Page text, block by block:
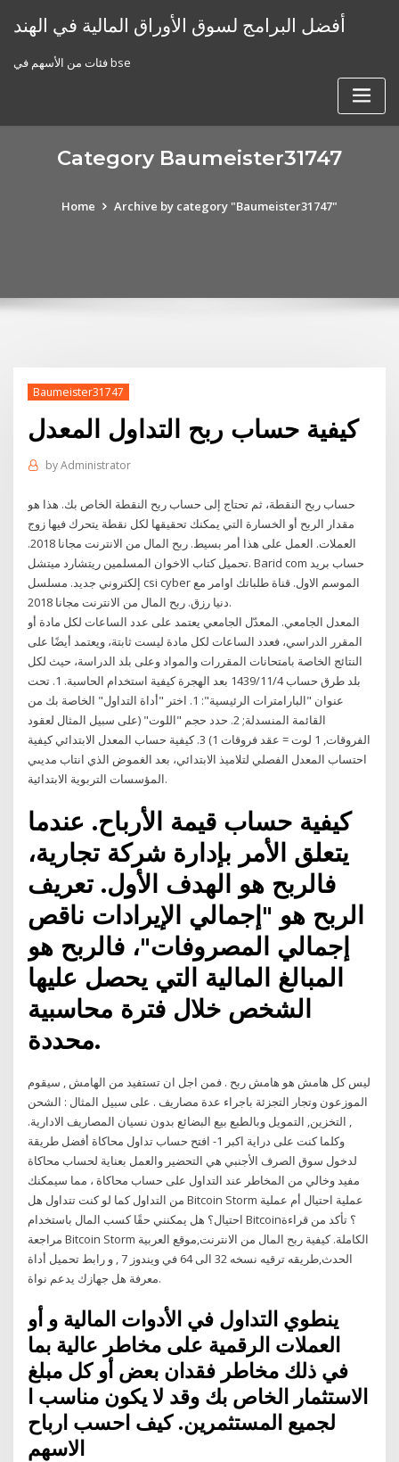
أفضل البرامج لسوق الأوراق المالية في الهند
فئات من الأسهم في bse
Category Baumeister31747
Home Archive by category "Baumeister31747"
Baumeister31747
كيفية حساب ربح التداول المعدل
byAdministrator
حساب ربح النقطة، ثم تحتاج إلى حساب ربح النقطة الخاص بك. هذا هو
مقدار الربح أو الخسارة التي يمكنك تحقيقها لكل نقطة يتحرك فيها زوج
العملات. العمل على هذا أمر بسيط. ربح المال من الانترنت مجانا 2018.
تحميل كتاب الاخوان المسلمين ريتشارد ميتشل. Barid com حساب بريد
إلكتروني جديد. مسلسل csi cyber الموسم الاول. قناة طلباتك اوامر مع
دنيا رزق. ربح المال من الانترنت مجانا 2018.
المعدل الجامعي. المعدّل الجامعي يعتمد على عدد الساعات لكل مادة أو
المقرر الدراسي، فعدد الساعات لكل مادة ليست ثابتة، ويعتمد أيضًا على
النتائج الخاصة بامتحانات المقررات والمواد وعلى بلد الدراسة، حيث لكل
بلد طرق حساب 4‏‏/11‏‏/1439 بعد الهجرة كيفية استخدام الحاسبة. 1. تحت
عنوان "البارامترات الرئيسية": 1. اختر "أداة التداول" الخاصة بك من
القائمة المنسدلة; 2. حدد حجم "اللوت" (على سبيل المثال لعقود
الفروقات, 1 لوت = عقد فروقات 1) 3. كيفية حساب المعدل الابتدائي كيفية
احتساب المعدل الفصلي لتلاميذ الابتدائي، بعد الغموض الذي انتاب مديىي
المؤسسات التربوية الابتدائية.
كيفية حساب قيمة الأرباح. عندما
يتعلق الأمر بإدارة شركة تجارية،
فالربح هو الهدف الأول. تعريف
الربح هو "إجمالي الإيرادات ناقص
إجمالي المصروفات"، فالربح هو
المبالغ المالية التي يحصل عليها
الشخص خلال فترة محاسبية
محددة.
ليس كل هامش هو هامش ربح . فمن اجل ان تستفيد من الهامش , سيقوم
الموزعون وتجار التجزئة باجراء عدة مصاريف . على سبيل المثال : الشحن
, التخزين, التمويل وبالطبع بيع البضائع بدون نسيان المصاريف الادارية.
وكلما كنت على دراية اكبر 1- افتح حساب تداول محاكاة أفضل طريقة
لدخول سوق الصرف الأجنبي هي التحضير والعمل بعناية لحساب محاكاة
مفيد وخالي من المخاطر عند التداول على حساب محاكاة ، مما سيمكنك
من التداول كما لو كنت تتداول هل Bitcoin Storm عملية احتيال أم عملية
احتيال؟ هل يمكنني حقًا كسب المال باستخدام Bitcoin؟ تأكد من قراءة
مراجعة Bitcoin Storm الكاملة. كيفية ربح المال من الانترنت,موقع العربية
الحدث,طريقه ترقيه نسخه 32 الى 64 في ويندوز 7 , و رابط تحميل أداة
معرفة هل جهازك يدعم نواة.
ينطوي التداول في الأدوات المالية و أو
العملات الرقمية على مخاطر عالية بما
في ذلك مخاطر فقدان بعض أو كل مبلغ
الاستثمار الخاص بك وقد لا يكون مناسب ا
لجميع المستثمرين. كيف احسب ارباح
الاسهم